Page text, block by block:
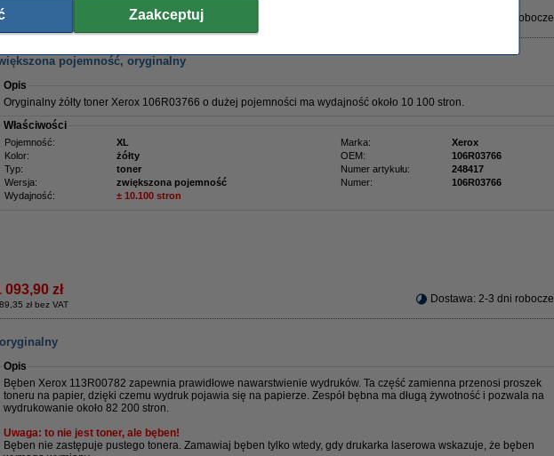
093,90 zł
Dostawa: 2-3 dni robocze
pojemność, oryginalny
Opis
Oryginalny żółty toner Xerox 106R03766 o dużej pojemności ma wydajność około 10 100 stron.
Właściwości
Pojemność: XL Marka:
Xerox
Kolor:
żółty OEM:
106R03766
Typ:
toner Numer artykułu:
248417
Wersja:
zwiększona pojemność Numer:
106R03766
Wydajność:
± 10.100 stron
093,90 zł
zł bez VAT Dostawa: 2-3 dni robocze
Opis
Bęben Xerox 113R00782 zapewnia prawidłowe nawarstwienie wydruków. Ta część zamienna przenosi proszek
toneru na papier, dzięki czemu wydruk pojawia się na papierze. Zespół bębna ma długą żywotność i pozwala na
wydrukowanie około 82 200 stron.
Uwaga: to nie jest toner, ale bęben!
Bęben nie zastępuje pustego tonera. Zamawiaj bęben tylko wtedy, gdy drukarka laserowa wskazuje, że bęben
Zaakceptuj